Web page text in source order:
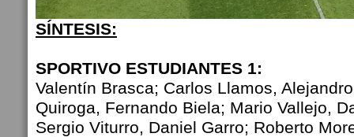
SÍNTESIS:
SPORTIVO ESTUDIANTES 1:
Valentín Brasca; Carlos Llamos,
Quiroga, Fernando Biela; Mario Vallejo,
Sergio Viturro, Daniel Garro; Roberto